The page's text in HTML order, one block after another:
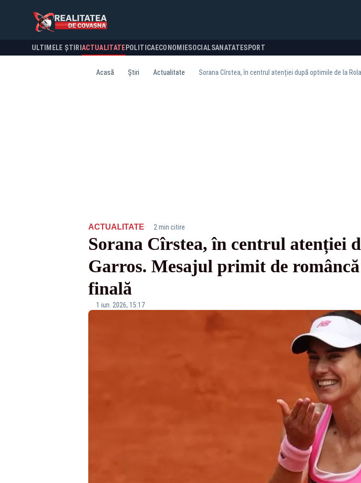
ULTIMELE ȘTIRI ACTUALITATE POLITICA ECONOMIESOCIALSANATATESPORT
Acasă Știri Actualitate Sorana Cîrstea, în centrul atenției după optimile de la
ACTUALITATE· 2 min citire
Sorana Cîrstea, în centrul atenției
Garros. Mesajul primit de
finală
1 iun. 2026, 15:17